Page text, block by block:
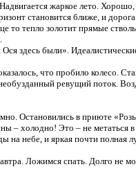
жаркое лето.
становится ближе, и
то тепло золотит прямые
здесь были».
что пробило колесо.
ревущий поток.
Остановились в приюте
– холодно! Это – не метаться
на небе, и яркая почти полная
Ложимся спать. Долго не